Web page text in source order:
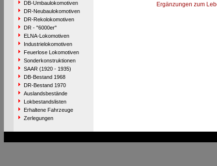
DB-Umbaulokomotiven
DR-Neubaulokomotiven
DR-Rekolokomotiven
DR - "6000er"
ELNA-Lokomotiven
Industrielokomotiven
Feuerlose Lokomotiven
Sonderkonstruktionen
SAAR (1920 - 1935)
DB-Bestand 1968
DR-Bestand 1970
Auslandsbestände
Lokbestandslisten
Erhaltene Fahrzeuge
Zerlegungen
Ergänzungen zum